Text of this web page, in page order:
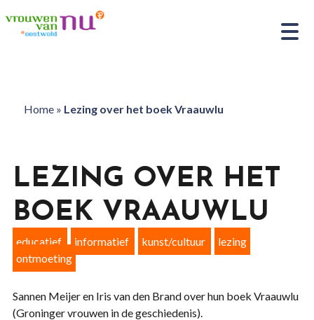
Home» Lezing over het boek Vraauwlu
LEZING OVER HET
BOEK VRAAUWLU
educatief informatief kunst/cultuur
lezing
ontmoeting
Sannen Meijer en Iris van den Brand over hun boek Vraauwlu
(Groninger vrouwen in de geschiedenis).